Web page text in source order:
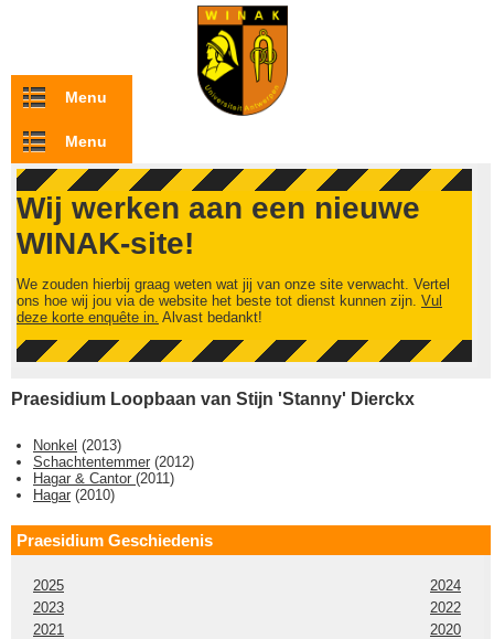
Overslaan en naar de inhoud gaan
Menu
Menu
Wij werken aan een nieuwe
WINAK-site!
We zouden hierbij graag weten wat jij van onze site verwacht. Vertel
ons hoe wij jou via de website het beste tot dienst kunnen zijn. Vul
deze korte enquête in. Alvast bedankt!
Praesidium Loopbaan van Stijn 'Stanny' Dierckx
Nonkel (2013)
Schachtentemmer (2012)
Hagar & Cantor (2011)
Hagar (2010)
Praesidium Geschiedenis
2025
2024
2023
2022
2021
2020